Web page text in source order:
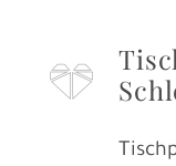
F